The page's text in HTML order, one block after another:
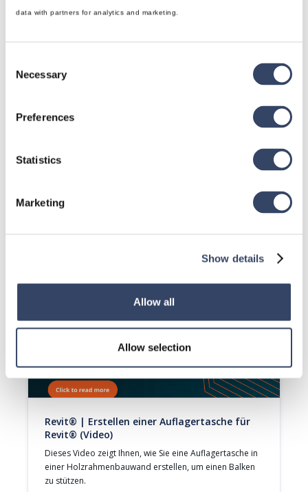
data with partners for analytics and marketing.
Selection
Necessary
Preferences
Statistics
Marketing
Show details
Allow all
Allow selection
erstellen, der entweder um MEP-Objekte herum oder
manuell platziert wird.
Revit® | Erstellen einer Punktlast für Revit®
(Video)
Revit® | Erstellen einer Auflagertasche für
Revit® (Video)
Dieses Video zeigt Ihnen, wie Sie eine Auflagertasche in
einer Holzrahmenbauwand erstellen, um einen Balken
zu stützen.